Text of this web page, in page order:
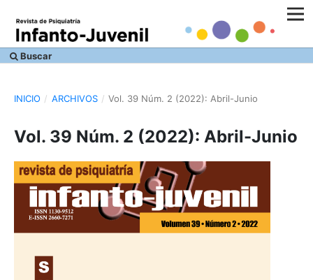
Buscar
INICIO / ARCHIVOS / Vol. 39 Núm. 2 (2022): Abril-Junio
Vol. 39 Núm. 2 (2022): Abril-Junio